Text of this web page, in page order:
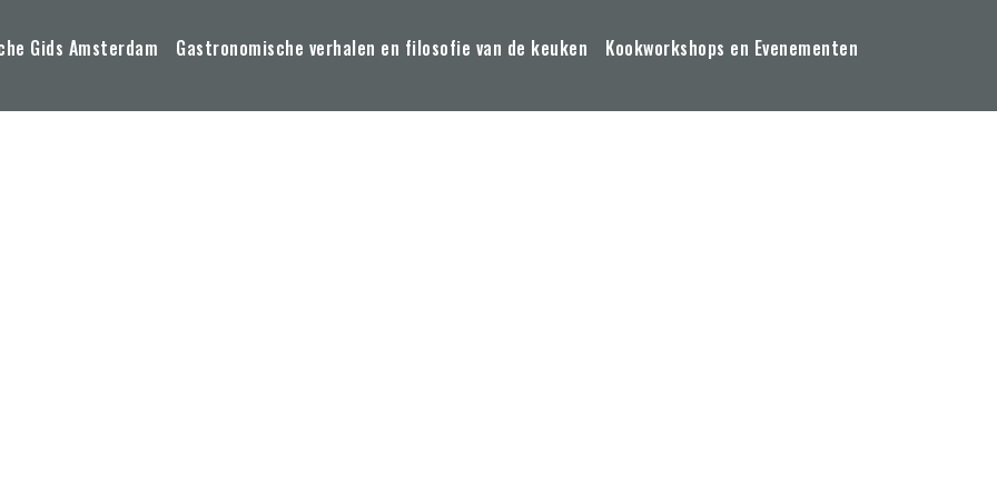
Gids Amsterdam Gastronomische verhalen en filosofie van de keuken Kookworkshops en Evenementen